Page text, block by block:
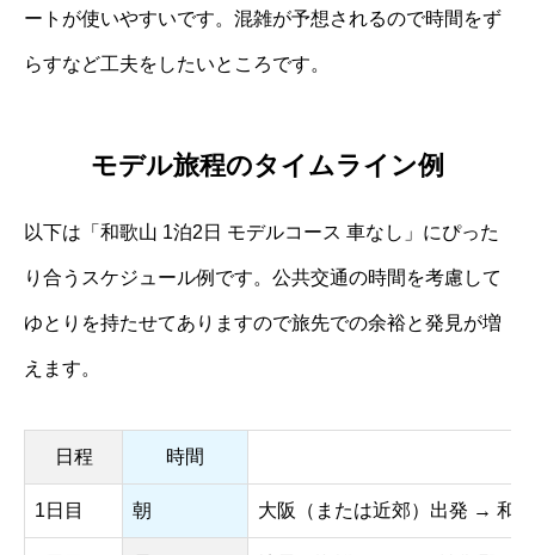
ートが使いやすいです。混雑が予想されるので時間をず
らすなど工夫をしたいところです。
モデル旅程のタイムライン例
以下は「和歌山 1泊2日 モデルコース 車なし」にぴった
り合うスケジュール例です。公共交通の時間を考慮して
ゆとりを持たせてありますので旅先での余裕と発見が増
えます。
日程 時間
1日目 朝 大阪（または近郊）出発 → 和